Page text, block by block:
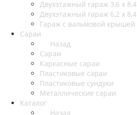
Двухэтажный гараж 3,6 х 8,4
Двухэтажный гараж 6,2 х 8,4
Гараж с вальмовой крышей
Сараи
Назад
Сараи
Каркасные сараи
Пластиковые сараи
Пластиковые сундуки
Металлические сараи
Каталог
Назад